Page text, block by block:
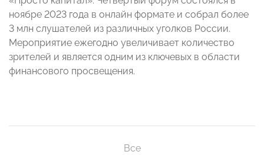
ноябре 2023 года в онлайн формате и собрал более
3 млн слушателей из различных уголков России.
Мероприятие ежегодно увеличивает количество
зрителей и является одним из ключевых в области
финансового просвещения.
Все